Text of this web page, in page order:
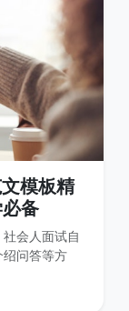
模板精
备
会人面试自
问答等方